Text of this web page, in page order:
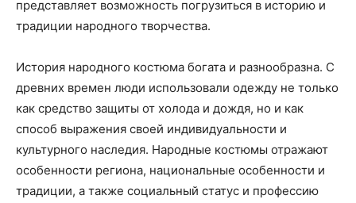
представляет возможность погрузиться в историю и
традиции народного творчества.
История народного костюма богата и разнообразна. С
древних времен люди использовали одежду не только
как средство защиты от холода и дождя, но и как
способ выражения своей индивидуальности и
культурного наследия. Народные костюмы отражают
особенности региона, национальные особенности и
традиции, а также социальный статус и профессию